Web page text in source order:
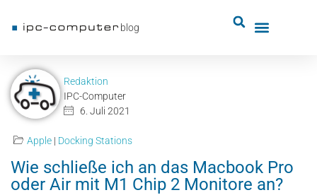
blog
Redaktion
IPC-Computer
6. Juli 2021
Apple| Docking Stations
Wie schließe ich an das Macbook Pro
oder Air mit M1 Chip 2 Monitore an?